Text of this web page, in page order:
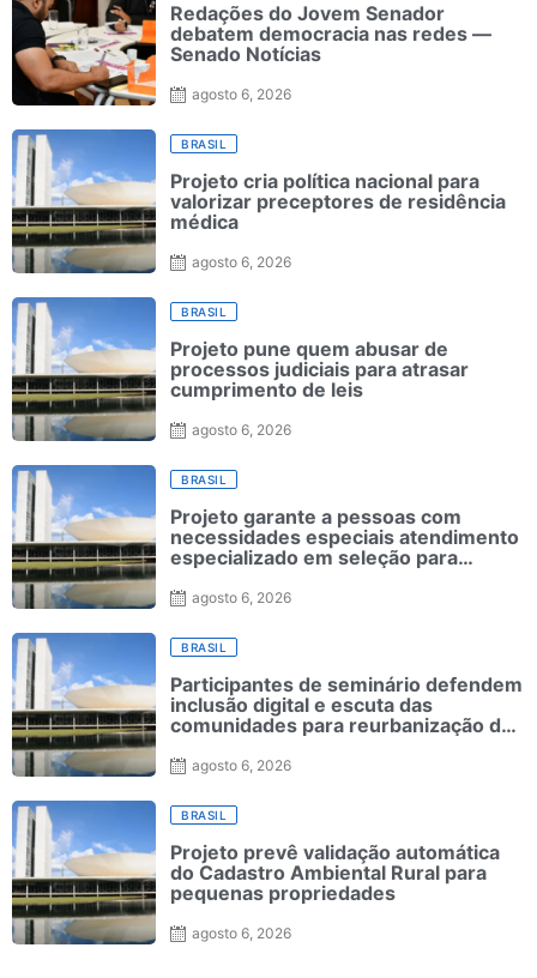
Redações do Jovem Senador
debatem democracia nas redes —
Senado Notícias
agosto 6, 2026
BRASIL
Projeto cria política nacional para
valorizar preceptores de residência
médica
agosto 6, 2026
BRASIL
Projeto pune quem abusar de
processos judiciais para atrasar
cumprimento de leis
agosto 6, 2026
BRASIL
Projeto garante a pessoas com
necessidades especiais atendimento
especializado em seleção para
agosto 6, 2026
BRASIL
Participantes de seminário defendem
inclusão digital e escuta das
comunidades para reurbanização de
agosto 6, 2026
BRASIL
Projeto prevê validação automática
do Cadastro Ambiental Rural para
pequenas propriedades
agosto 6, 2026